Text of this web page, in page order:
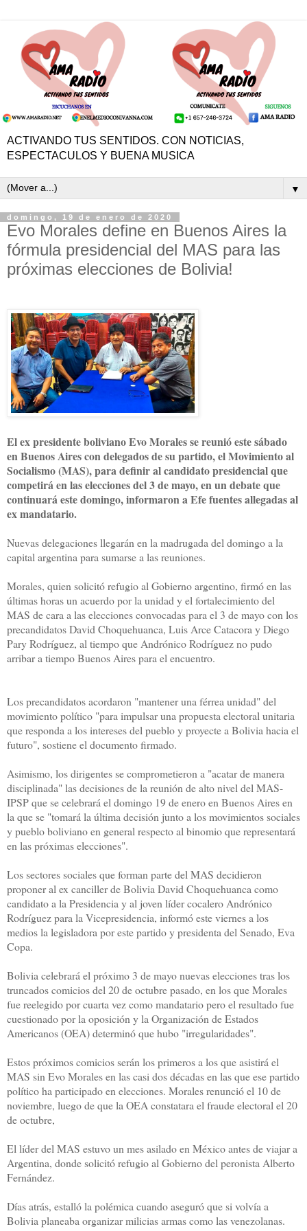
ACTIVANDO TUS SENTIDOS. CON NOTICIAS,
ESPECTACULOS Y BUENA MUSICA
▼
domingo, 19 de enero de 2020
Evo Morales define en Buenos Aires la
fórmula presidencial del MAS para las
próximas elecciones de Bolivia!
El ex presidente boliviano Evo Morales se reunió este sábado
en Buenos Aires con delegados de su partido, el Movimiento al
Socialismo (MAS), para definir al candidato presidencial que
competirá en las elecciones del 3 de mayo, en un debate que
continuará este domingo, informaron a Efe fuentes allegadas al
ex mandatario.
Nuevas delegaciones llegarán en la madrugada del domingo a la
capital argentina para sumarse a las reuniones.
Morales, quien solicitó refugio al Gobierno argentino, firmó en las
últimas horas un acuerdo por la unidad y el fortalecimiento del
MAS de cara a las elecciones convocadas para el 3 de mayo con los
precandidatos David Choquehuanca, Luis Arce Catacora y Diego
Pary Rodríguez, al tiempo que Andrónico Rodríguez no pudo
arribar a tiempo Buenos Aires para el encuentro.
Los precandidatos acordaron "mantener una férrea unidad" del
movimiento político "para impulsar una propuesta electoral unitaria
que responda a los intereses del pueblo y proyecte a Bolivia hacia el
futuro", sostiene el documento firmado.
Asimismo, los dirigentes se comprometieron a "acatar de manera
disciplinada" las decisiones de la reunión de alto nivel del MAS-
IPSP que se celebrará el domingo 19 de enero en Buenos Aires en
la que se "tomará la última decisión junto a los movimientos sociales
y pueblo boliviano en general respecto al binomio que representará
en las próximas elecciones".
Los sectores sociales que forman parte del MAS decidieron
proponer al ex canciller de Bolivia David Choquehuanca como
candidato a la Presidencia y al joven líder cocalero Andrónico
Rodríguez para la Vicepresidencia, informó este viernes a los
medios la legisladora por este partido y presidenta del Senado, Eva
Copa.
Bolivia celebrará el próximo 3 de mayo nuevas elecciones tras los
truncados comicios del 20 de octubre pasado, en los que Morales
fue reelegido por cuarta vez como mandatario pero el resultado fue
cuestionado por la oposición y la Organización de Estados
Americanos (OEA) determinó que hubo "irregularidades".
Estos próximos comicios serán los primeros a los que asistirá el
MAS sin Evo Morales en las casi dos décadas en las que ese partido
político ha participado en elecciones. Morales renunció el 10 de
noviembre, luego de que la OEA constatara el fraude electoral el 20
de octubre,
El líder del MAS estuvo un mes asilado en México antes de viajar a
Argentina, donde solicitó refugio al Gobierno del peronista Alberto
Fernández.
Días atrás, estalló la polémica cuando aseguró que si volvía a
Bolivia planeaba organizar milicias armas como las venezolanas.